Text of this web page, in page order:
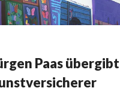
Paas übergibt